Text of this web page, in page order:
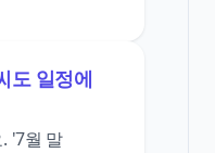
도 일정에
'7월 말